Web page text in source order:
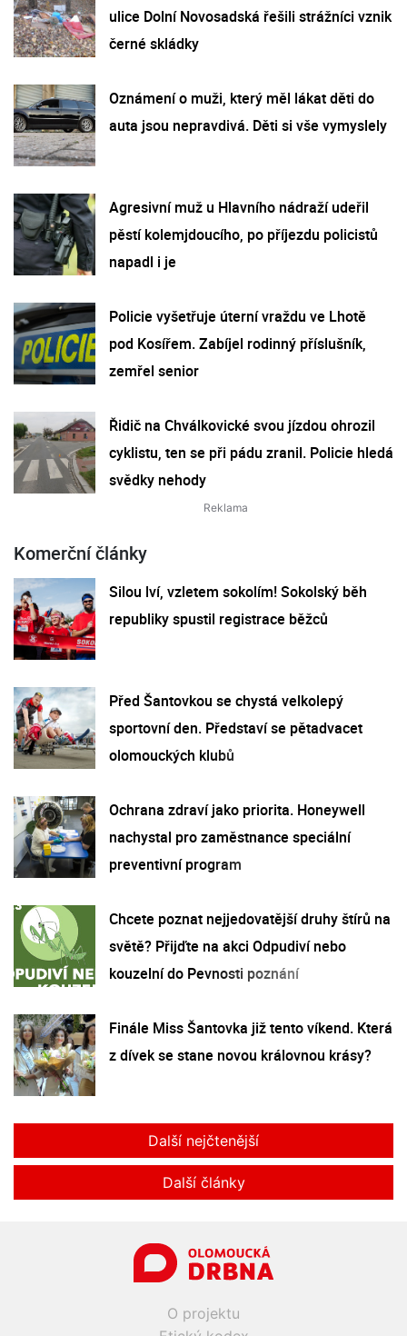
ulice Dolní Novosadská řešili strážníci vznik
černé skládky
Oznámení o muži, který měl lákat děti do
auta jsou nepravdivá. Děti si vše vymyslely
Agresivní muž u Hlavního nádraží udeřil
pěstí kolemjdoucího, po příjezdu policistů
napadl i je
Policie vyšetřuje úterní vraždu ve Lhotě
pod Kosířem. Zabíjel rodinný příslušník,
zemřel senior
Řidič na Chválkovické svou jízdou ohrozil
cyklistu, ten se při pádu zranil. Policie hledá
svědky nehody
Komerční články
Silou lví, vzletem sokolím! Sokolský běh
republiky spustil registrace běžců
Před Šantovkou se chystá velkolepý
sportovní den. Představí se pětadvacet
olomouckých klubů
Ochrana zdraví jako priorita. Honeywell
nachystal pro zaměstnance speciální
preventivní program
Chcete poznat nejjedovatější druhy štírů na
světě? Přijďte na akci Odpudiví nebo
kouzelní do Pevnosti poznání
Finále Miss Šantovka již tento víkend. Která
z dívek se stane novou královnou krásy?
Další nejčtenější
Další články
O projektu